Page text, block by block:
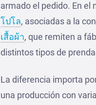
armado el pedido. En
โปโล, asociadas a la
เสื้อผ้า, que remiten a
distintos tipos de
La diferencia importa
una producción con